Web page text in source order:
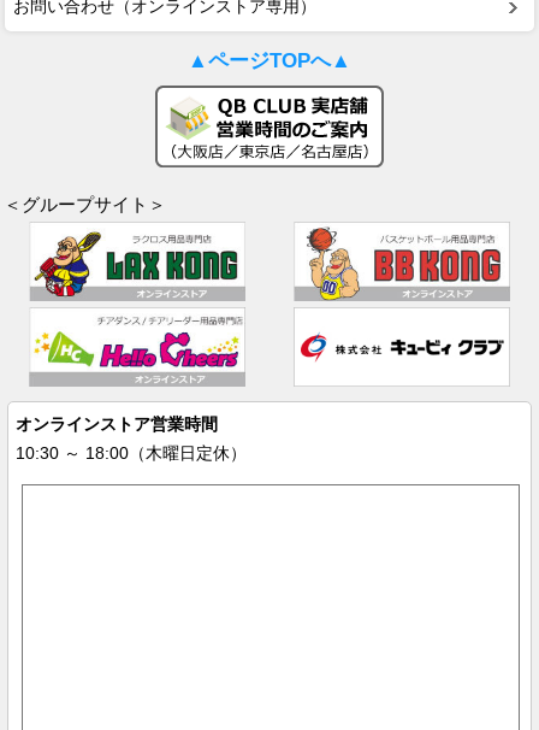
お問い合わせ（オンラインストア専用）
▲ページTOPへ▲
＜グループサイト＞
オンラインストア営業時間
10:30 ～ 18:00（木曜日定休）